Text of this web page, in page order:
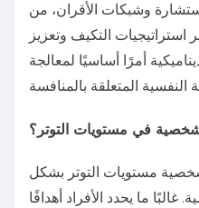
وشبكات الأقران، من
استراتيجيات التكيف وتعزيز
أمرًا أساسيًا لمعالجة
في مستويات التوتر؟
مستويات التوتر بشكل
غالبًا ما يحدد الأفراد أهدافًا